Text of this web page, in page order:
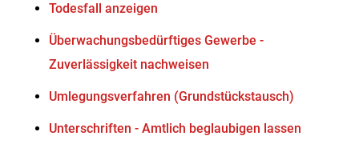
Todesfall anzeigen
Überwachungsbedürftiges Gewerbe -
Zuverlässigkeit nachweisen
Umlegungsverfahren (Grundstückstausch)
Unterschriften - Amtlich beglaubigen lassen